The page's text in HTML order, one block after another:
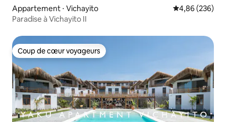
Appartement ⋅ Vichayito Évaluation
4,86 (236)
Paradise à Vichayito II
Coup de cœur voyageurs
Coup de cœur voyageurs